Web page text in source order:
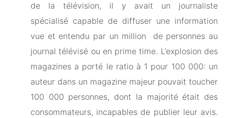
de la télévision, il y avait un journaliste
spécialisé capable de diffuser une information
vue et entendu par un million de personnes au
journal télévisé ou en prime time. L’explosion des
magazines a porté le ratio à 1 pour 100 000: un
auteur dans un magazine majeur pouvait toucher
100 000 personnes, dont la majorité était des
consommateurs, incapables de publier leur avis.